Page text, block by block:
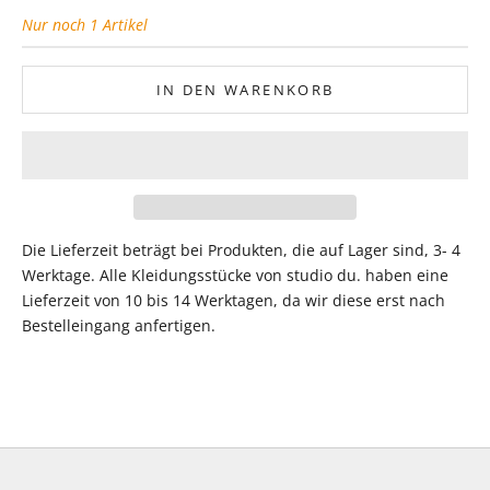
Nur noch 1 Artikel
IN DEN WARENKORB
Die Lieferzeit beträgt bei Produkten, die auf Lager sind, 3- 4
Werktage. Alle Kleidungsstücke von studio du. haben eine
Lieferzeit von 10 bis 14 Werktagen, da wir diese erst nach
Bestelleingang anfertigen.